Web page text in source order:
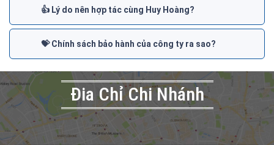
👍 Lý do nên hợp tác cùng Huy Hoàng?
💝 Chính sách bảo hành của công ty ra sao?
Đia Chỉ Chi Nhánh